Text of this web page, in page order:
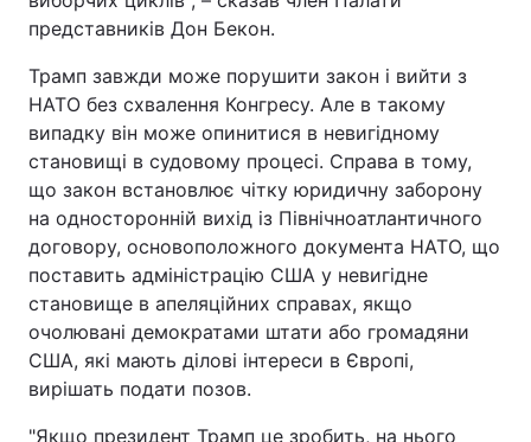
представників Дон Бекон.
Трамп завжди може порушити закон і вийти з
НАТО без схвалення Конгресу. Але в такому
випадку він може опинитися в невигідному
становищі в судовому процесі. Справа в тому,
що закон встановлює чітку юридичну заборону
на односторонній вихід із Північноатлантичного
договору, основоположного документа НАТО, що
поставить адміністрацію США у невигідне
становище в апеляційних справах, якщо
очолювані демократами штати або громадяни
США, які мають ділові інтереси в Європі,
вирішать подати позов.
"Якщо президент Трамп це зробить, на нього